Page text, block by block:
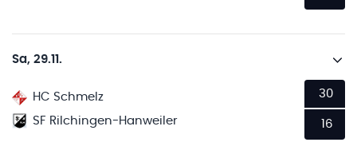
Sa, 29.11.
HC Schmelz
SF Rilchingen-Hanweiler
30
16